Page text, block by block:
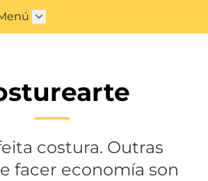
Abrir submenú"
costura. Outras
facer economía son